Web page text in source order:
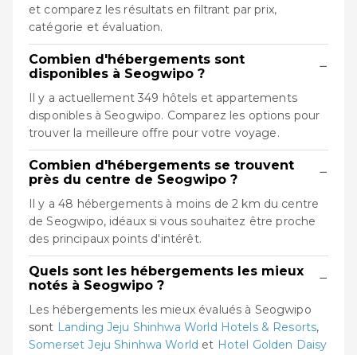
et comparez les résultats en filtrant par prix,
catégorie et évaluation.
Combien d'hébergements sont
disponibles à Seogwipo ?
−
Il y a actuellement 349 hôtels et appartements
disponibles à Seogwipo. Comparez les options pour
trouver la meilleure offre pour votre voyage.
Combien d'hébergements se trouvent
près du centre de Seogwipo ?
−
Il y a 48 hébergements à moins de 2 km du centre
de Seogwipo, idéaux si vous souhaitez être proche
des principaux points d'intérêt.
Quels sont les hébergements les mieux
notés à Seogwipo ?
−
Les hébergements les mieux évalués à Seogwipo
sont Landing Jeju Shinhwa World Hotels & Resorts,
Somerset Jeju Shinhwa World et Hotel Golden Daisy